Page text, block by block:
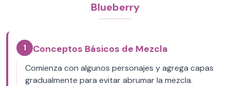
Blueberry
1 Conceptos Básicos de Mezcla
Comienza con algunos personajes y agrega capas
gradualmente para evitar abrumar la mezcla.